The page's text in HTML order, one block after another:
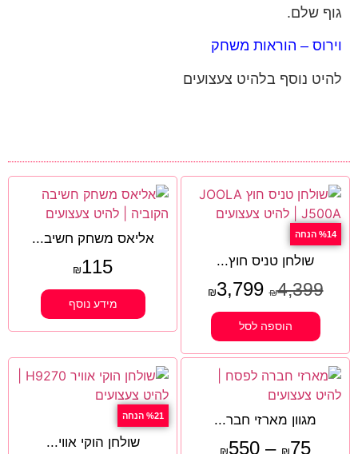
גוף שלם.
וירוס – הוראות משחק
להיט נוסף בלהיט צעצועים
%14 הנחה
שולחן טניס חוץ...
₪4,399
₪3,799
הוספה לסל
אליאס משחק חשיב...
₪115
מידע נוסף
מגוון מארזי חבר...
₪75
–
₪550
%21 הנחה
שולחן הוקי אווי...